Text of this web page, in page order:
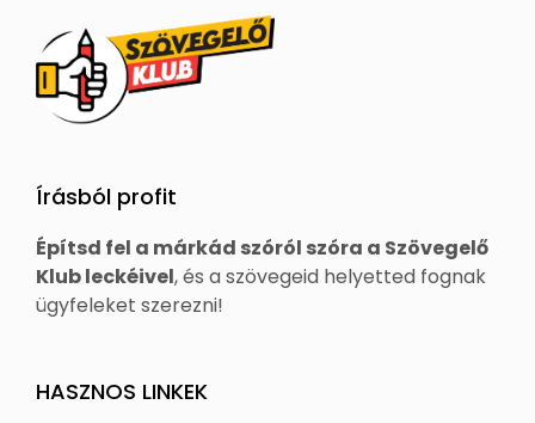
Írásból profit
Építsd fel a márkád szóról szóra a Szövegelő
Klub leckéivel, és a szövegeid helyetted fognak
ügyfeleket szerezni!
HASZNOS LINKEK